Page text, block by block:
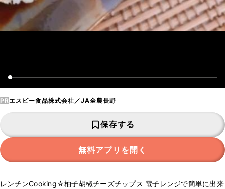
PRエスビー食品株式会社／JA全農長野
保存する
無料アプリを開く
レンチンCooking☆柚子胡椒チーズチップス 電子レンジで簡単に出来